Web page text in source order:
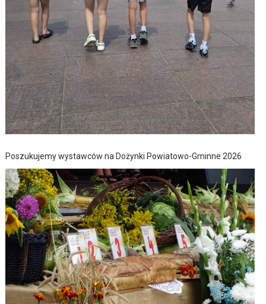
Poszukujemy wystawców na Dożynki Powiatowo-Gminne 2026